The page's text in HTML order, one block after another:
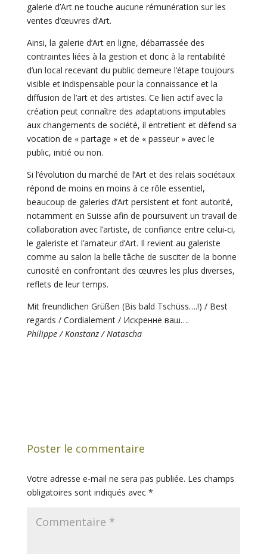
galerie d’Art ne touche aucune rémunération sur les
ventes d’œuvres d’Art.
Ainsi, la galerie d’Art en ligne, débarrassée des
contraintes liées à la gestion et donc à la rentabilité
d’un local recevant du public demeure l’étape toujours
visible et indispensable pour la connaissance et la
diffusion de l’art et des artistes. Ce lien actif avec la
création peut connaître des adaptations imputables
aux changements de société, il entretient et défend sa
vocation de « partage » et de « passeur » avec le
public, initié ou non.
Si l’évolution du marché de l’Art et des relais sociétaux
répond de moins en moins à ce rôle essentiel,
beaucoup de galeries d’Art persistent et font autorité,
notamment en Suisse afin de poursuivent un travail de
collaboration avec l’artiste, de confiance entre celui-ci,
le galeriste et l’amateur d’Art. Il revient au galeriste
comme au salon la belle tâche de susciter de la bonne
curiosité en confrontant des œuvres les plus diverses,
reflets de leur temps.
Mit freundlichen Grüßen (Bis bald Tschüss….!) / Best
regards / Cordialement / Искренне ваш….
Philippe / Konstanz / Natascha
Poster le commentaire
Votre adresse e-mail ne sera pas publiée. Les champs
obligatoires sont indiqués avec *